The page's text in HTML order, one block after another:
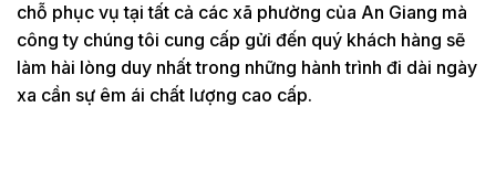
chỗ phục vụ tại tất cả các xã phường của An Giang mà
công ty chúng tôi cung cấp gửi đến quý khách hàng sẽ
làm hài lòng duy nhất trong những hành trình đi dài ngày
xa cần sự êm ái chất lượng cao cấp.